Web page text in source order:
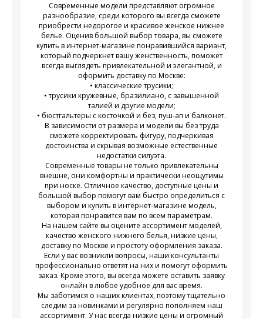
Современные модели представляют огромное
разнообразие, среди которого вы всегда сможете
приобрести недорогое и красивое женское нижнее
белье. Оценив большой выбор товара, вы сможете
купить в интернет-магазине понравившийся вариант,
который подчеркнет вашу женственность, поможет
всегда выглядеть привлекательной и элегантной, и
оформить доставку по Москве:
• классические трусики;
• трусики кружевные, бразилиано, с завышенной
талией и другие модели;
• бюстгальтеры с косточкой и без, пуш-ап и балконет.
В зависимости от размера и модели вы без труда
сможете корректировать фигуру, подчеркивая
достоинства и скрывая возможные естественные
недостатки силуэта.
Современные товары не только привлекательны
внешне, они комфортны и практически неощутимы
при носке. Отличное качество, доступные цены и
большой выбор помогут вам быстро определиться с
выбором и купить в интернет-магазине модель,
которая понравится вам по всем параметрам.
На нашем сайте вы оцените ассортимент моделей,
качество женского нижнего белья, низкие цены,
доставку по Москве и простоту оформления заказа.
Если у вас возникли вопросы, наши консультанты
профессионально ответят на них и помогут оформить
заказ. Кроме этого, вы всегда можете оставить заявку
онлайн в любое удобное для вас время.
Мы заботимся о наших клиентах, поэтому тщательно
следим за новинками и регулярно пополняем наш
ассортимент. У нас всегда низкие цены и огромный